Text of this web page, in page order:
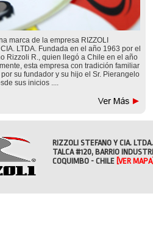
marca de la empresa RIZZOLI
LTDA. Fundada en el año 1963 por el
Rizzoli R., quien llegó a Chile en el año
esta empresa con tradición familiar
su fundador y su hijo el Sr. Pierangelo
sus inicios ....
RIZZOLI STEFANO Y CIA. LTDA.
TALCA #120, BARRIO
COQUIMBO - CHILE [VER